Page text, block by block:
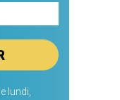
lundi,